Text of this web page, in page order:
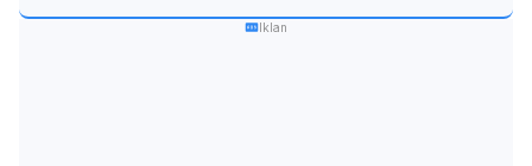
Iklan